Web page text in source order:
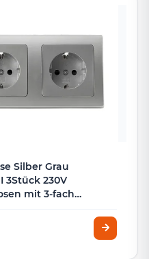
Silber Grau
3Stück 230V
mit 3-fach